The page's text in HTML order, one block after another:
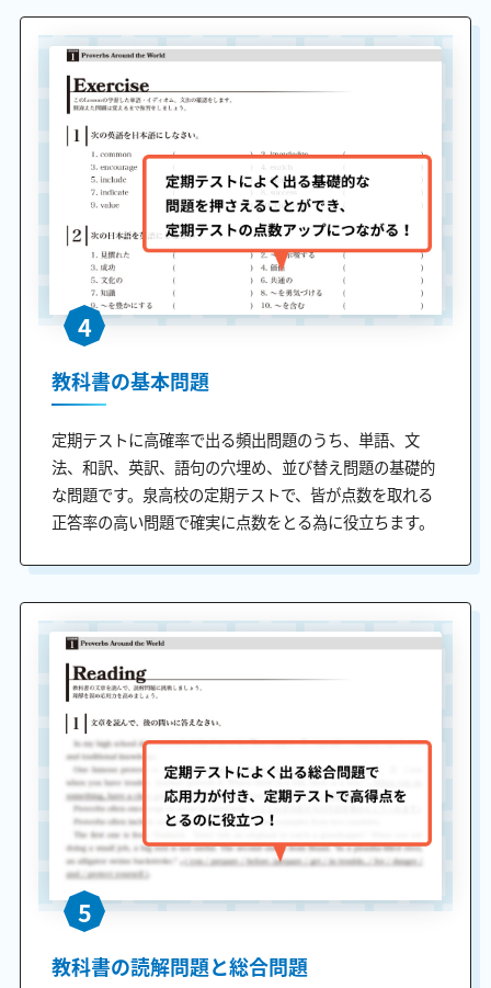
4
教科書の基本問題
定期テストに高確率で出る頻出問題のうち、単語、文
法、和訳、英訳、語句の穴埋め、並び替え問題の基礎的
な問題です。泉高校の定期テストで、皆が点数を取れる
正答率の高い問題で確実に点数をとる為に役立ちます。
5
教科書の読解問題と総合問題